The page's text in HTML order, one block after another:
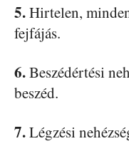
5.Hirtelen,
fejfájás.
6.Beszédértési
beszéd.
7.Légzési